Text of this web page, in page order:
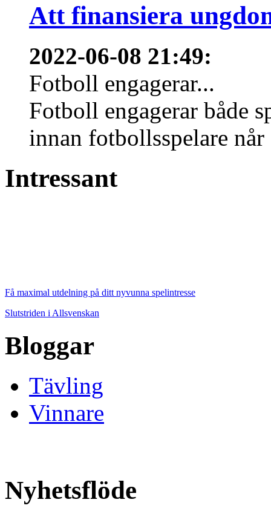
Att finansiera
2022-06-08 21:49:
Fotboll engagerar...
Fotboll engagerar både
innan fotbollsspelare
Intressant
Få maximal utdelning på ditt nyvunna spelintresse
Slutstriden i Allsvenskan
Bloggar
Tävling
Vinnare
Nyhetsflöde